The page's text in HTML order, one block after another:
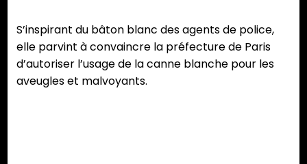
S’inspirant du bâton blanc des agents de police,
elle parvint à convaincre la préfecture de Paris
d’autoriser l’usage de la canne blanche pour les
aveugles et malvoyants.